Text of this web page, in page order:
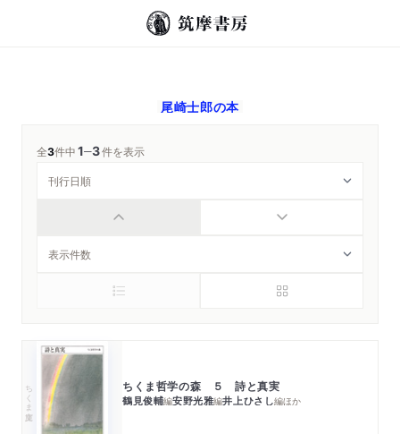
尾崎士郎の本
全3件中1─3件を表示
ちくま文庫 ちくま哲学の森 ５ 詩と真実
鶴見俊輔編安野光雅編井上ひさし編ほか